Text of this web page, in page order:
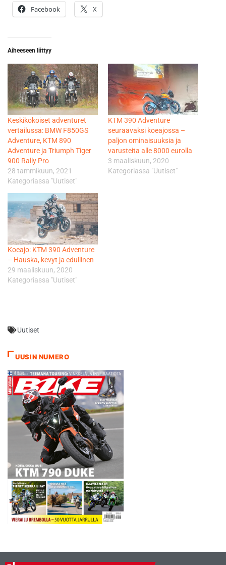
Facebook X
Aiheeseen liittyy
Keskikokoiset adventuret
vertailussa: BMW F850GS
Adventure, KTM 890
Adventure ja Triumph Tiger
900 Rally Pro
28 tammikuun, 2021
Kategoriassa "Uutiset"
KTM 390 Adventure
seuraavaksi koeajossa –
paljon ominaisuuksia ja
varusteita alle 8000 eurolla
3 maaliskuun, 2020
Kategoriassa "Uutiset"
Koeajo: KTM 390 Adventure
– Hauska, kevyt ja edullinen
29 maaliskuun, 2020
Kategoriassa "Uutiset"
Uutiset
UUSIN NUMERO